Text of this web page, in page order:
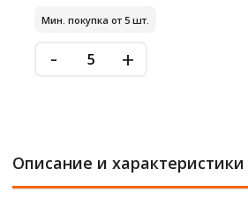
Мин. покупка от 5 шт.
- +
Описание и характеристики